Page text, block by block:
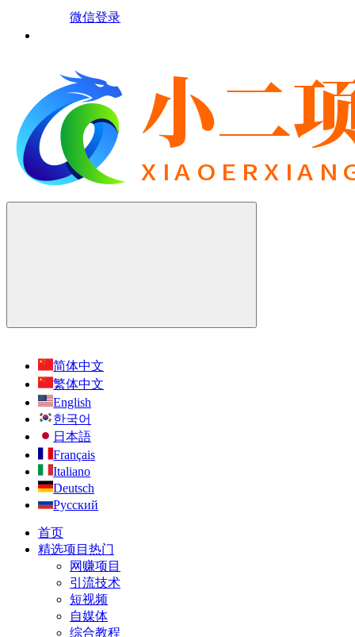
微信登录
简体中文
繁体中文
English
한국어
日本語
Français
Italiano
Deutsch
Русский
首页
精选项目 热门
网赚项目
引流技术
短视频
自媒体
综合教程